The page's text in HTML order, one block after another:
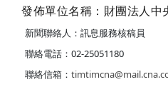
發佈單位名稱：財團法人中
新聞聯絡人：訊息服務核稿員
聯絡電話：02-25051180
聯絡信箱：